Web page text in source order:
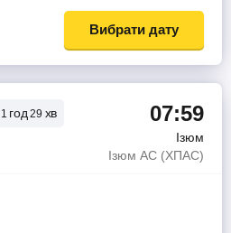
Вибрати дату
1 год29 хв 07:59
Ізюм
Ізюм АС (ХПАС)